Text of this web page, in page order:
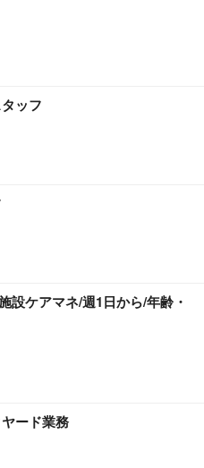
ッフ
設ケアマネ/週1日から/年齢・
ード業務